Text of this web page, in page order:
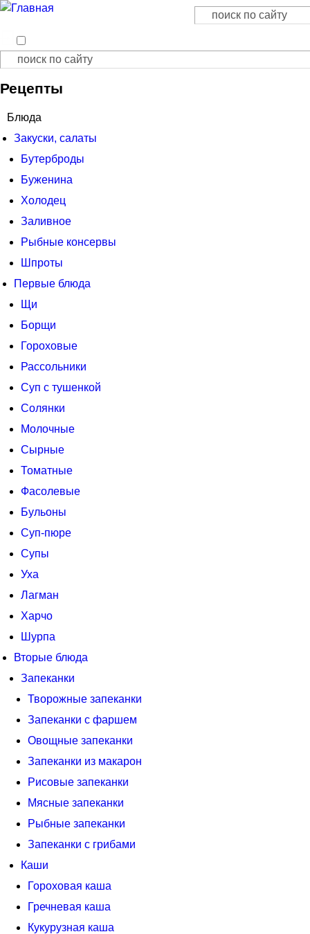
Форма поиска
Поиск
Форма поиска
Поиск
Рецепты
Блюда
Закуски, салаты
Бутерброды
Буженина
Холодец
Заливное
Рыбные консервы
Шпроты
Первые блюда
Щи
Борщи
Гороховые
Рассольники
Суп с тушенкой
Солянки
Молочные
Сырные
Томатные
Фасолевые
Бульоны
Суп-пюре
Супы
Уха
Лагман
Харчо
Шурпа
Вторые блюда
Запеканки
Творожные запеканки
Запеканки с фаршем
Овощные запеканки
Запеканки из макарон
Рисовые запеканки
Мясные запеканки
Рыбные запеканки
Запеканки с грибами
Каши
Гороховая каша
Гречневая каша
Кукурузная каша